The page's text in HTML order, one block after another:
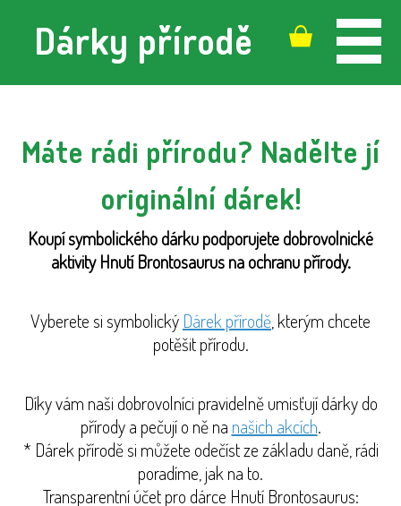
Dárky přírodě
Máte rádi přírodu? Nadělte jí
originální dárek!
Koupí symbolického dárku podporujete dobrovolnické
aktivity Hnutí Brontosaurus na ochranu přírody.
Vyberete si symbolický Dárek přírodě , kterým chcete
potěšit přírodu.
Díky vám naši dobrovolníci pravidelně umisťují dárky do
přírody a pečují o ně na našich akcích.
* Dárek přírodě si můžete odečíst ze základu daně, rádi
poradíme, jak na to.
Transparentní účet pro dárce Hnutí Brontosaurus: